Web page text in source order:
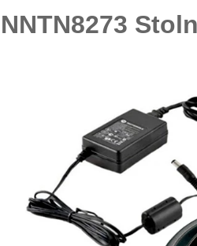
NNTN8273